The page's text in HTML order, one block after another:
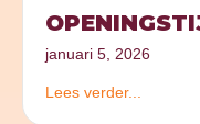
januari 5, 2026
Lees verder...